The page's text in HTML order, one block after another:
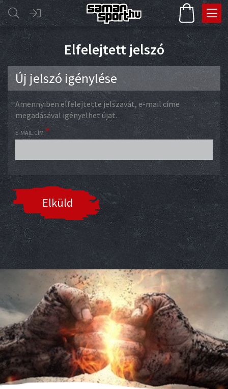
Elfelejtett jelszó
Új jelszó igénylése
Amennyiben elfelejtette jelszavát, e-mail címe
megadásával igényelhet újat.
E-MAIL CÍM
Elküld